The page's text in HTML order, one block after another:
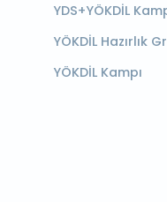
YDS+YÖKDİL
YÖKDİL Hazırlık
YÖKDİL Kampı